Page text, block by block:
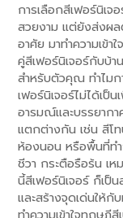
การเลือกสีเฟอร์นิเจ
สวยงาม แต่ยังส่งผ
อาศัย มาทำความเข้
คู่สีเฟอร์นิเจอร์กับบ้า
สำหรับตัวคุณ ทำไม
เฟอร์นิเจอร์ไม่ได้เป็
อารมณ์และบรรยาก
แตกต่างกัน เช่น สีโท
ห้องนอน หรือพื้นที่ทำ
ชีวา กระตือรือร้น เห
นี้สีเฟอร์นิเจอร์ ก็เป็
และสร้างจุดเด่นให้